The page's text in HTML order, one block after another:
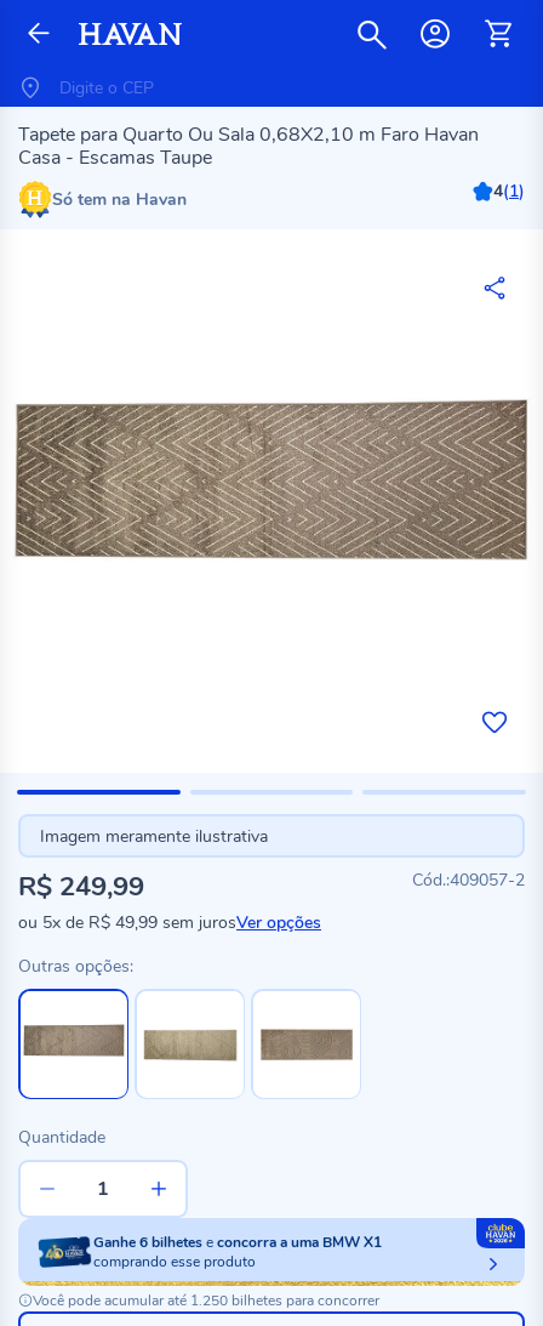
Tapete para Quarto Ou Sala 0,68X2,10 m Faro Havan
Casa - Escamas Taupe
Só tem na Havan 4(1)
Imagem meramente ilustrativa
409057-2
R$ 249,99
ou 5x de R$ 49,99 sem jurosVer opções
Outras opções:
Quantidade
Ganhe6bilheteseconcorra a uma BMW X1
comprando esse produto
Você pode acumular até 1.250 bilhetes para concorrer